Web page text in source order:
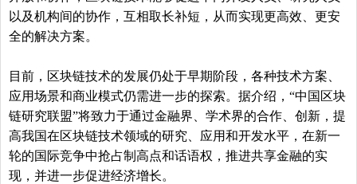
以及机构间的协作，互相取长补短，从而实现更高效、更安
全的解决方案。
目前，区块链技术的发展仍处于早期阶段，各种技术方案、
应用场景和商业模式仍需进一步的探索。据介绍，“中国区块
链研究联盟”将致力于通过金融界、学术界的合作、创新，提
高我国在区块链技术领域的研究、应用和开发水平，在新一
轮的国际竞争中抢占制高点和话语权，推进共享金融的实
现，并进一步促进经济增长。